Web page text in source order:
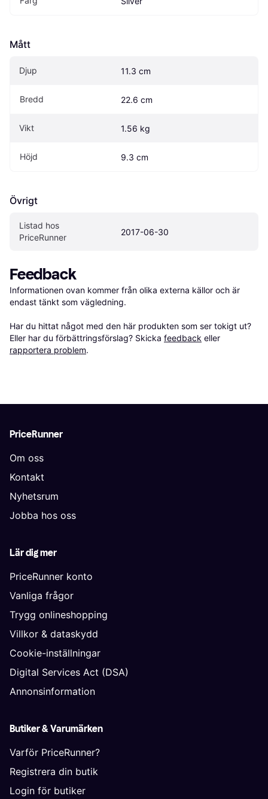
Mått
Djup 11.3 cm
Bredd 22.6 cm
Vikt 1.56 kg
Höjd 9.3 cm
Övrigt
Listad hos
PriceRunner
2017-06-30
Feedback
Informationen ovan kommer från olika externa källor och är
endast tänkt som vägledning.
Har du hittat något med den här produkten som ser tokigt ut?
Eller har du förbättringsförslag? Skicka feedback eller
rapportera problem.
PriceRunner
Om oss
Kontakt
Nyhetsrum
Jobba hos oss
Lär dig mer
PriceRunner konto
Vanliga frågor
Trygg onlineshopping
Villkor & dataskydd
Cookie-inställningar
Digital Services Act (DSA)
Annonsinformation
Butiker & Varumärken
Varför PriceRunner?
Registrera din butik
Login för butiker